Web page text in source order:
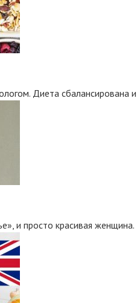
Диета сбалансирована
и просто красивая